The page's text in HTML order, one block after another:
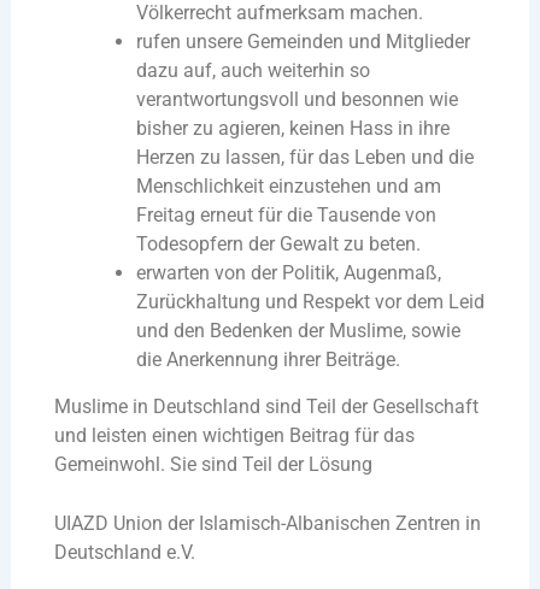
Völkerrecht aufmerksam machen.
rufen unsere Gemeinden und Mitglieder
dazu auf, auch weiterhin so
verantwortungsvoll und besonnen wie
bisher zu agieren, keinen Hass in ihre
Herzen zu lassen, für das Leben und die
Menschlichkeit einzustehen und am
Freitag erneut für die Tausende von
Todesopfern der Gewalt zu beten.
erwarten von der Politik, Augenmaß,
Zurückhaltung und Respekt vor dem Leid
und den Bedenken der Muslime, sowie
die Anerkennung ihrer Beiträge.
Muslime in Deutschland sind Teil der Gesellschaft
und leisten einen wichtigen Beitrag für das
Gemeinwohl. Sie sind Teil der Lösung
UIAZD Union der Islamisch-Albanischen Zentren in
Deutschland e.V.